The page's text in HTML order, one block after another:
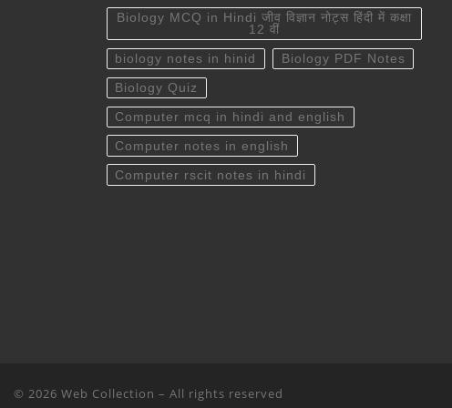
Biology MCQ in Hindi जीव विज्ञान नोट्स हिंदी में कक्षा
12 वीं
biology notes in hinid Biology PDF Notes
Biology Quiz
Computer mcq in hindi and english
Computer notes in english
Computer rscit notes in hindi
© 2026 Web Collection – All rights reserved